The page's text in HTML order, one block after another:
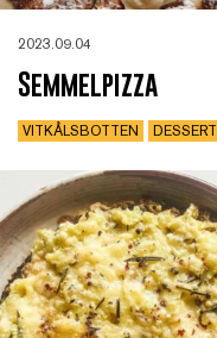
2023.09.04
Semmelpizza
VITKÅLSBOTTEN DESSERT